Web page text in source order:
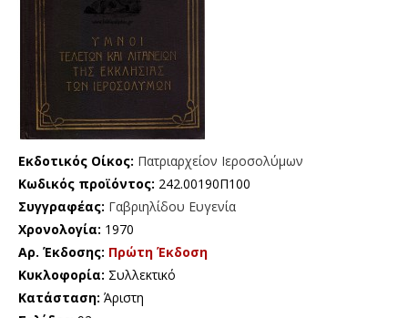
Εκδοτικός Οίκος: Πατριαρχείον Ιεροσολύμων
Κωδικός προϊόντος: 242.00190Π100
Συγγραφέας: Γαβριηλίδου Ευγενία
Χρονολογία: 1970
Αρ. Έκδοσης: Πρώτη Έκδοση
Κυκλοφορία: Συλλεκτικό
Κατάσταση: Άριστη